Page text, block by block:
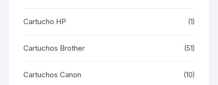
Cartucho HP (1)
Cartuchos Brother (51)
Cartuchos Canon (10)